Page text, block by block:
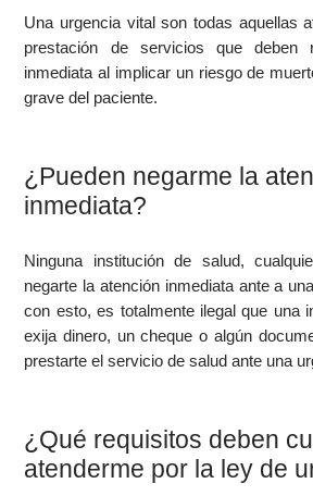
Una urgencia vital son todas aquellas
prestación de servicios que deben
inmediata al implicar un riesgo de
grave del paciente.
¿Pueden negarme la
inmediata?
Ninguna institución de salud,
negarte la atención inmediata ante a
con esto, es totalmente ilegal que una
exija dinero, un cheque o algún
prestarte el servicio de salud ante una
¿Qué requisitos deben
atenderme por la ley de